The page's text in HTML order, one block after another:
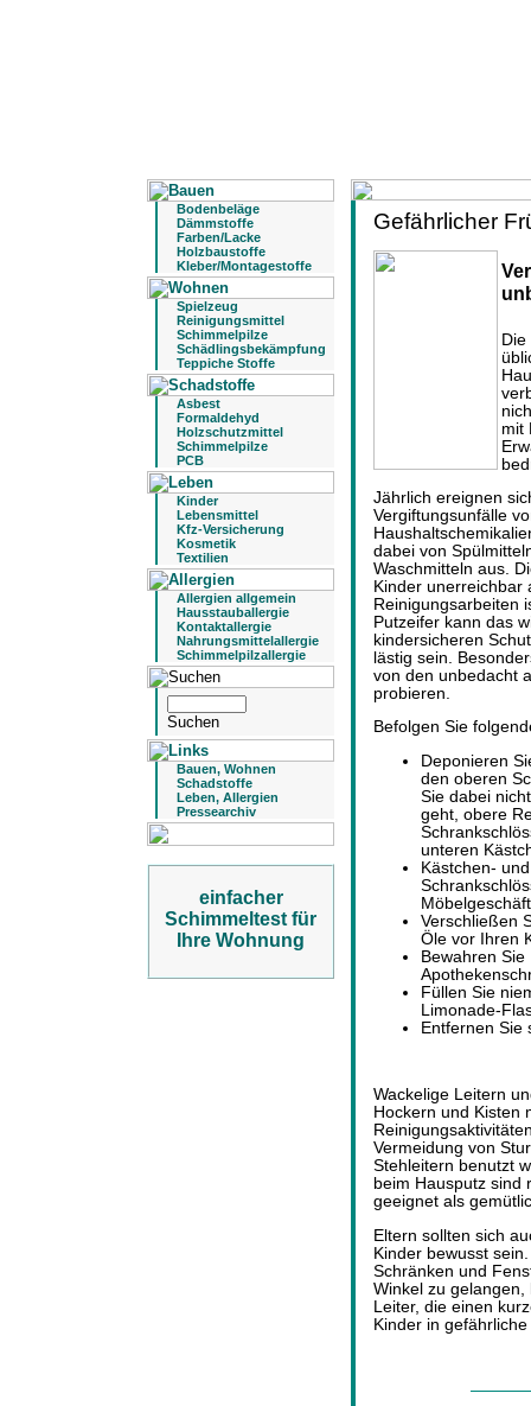
Bodenbeläge
Dämmstoffe
Farben/Lacke
Holzbaustoffe
Kleber/Montagestoffe
Spielzeug
Reinigungsmittel
Schimmelpilze
Schädlingsbekämpfung
Teppiche Stoffe
Asbest
Formaldehyd
Holzschutzmittel
Schimmelpilze
PCB
Kinder
Lebensmittel
Kfz-Versicherung
Kosmetik
Textilien
Allergien allgemein
Hausstauballergie
Kontaktallergie
Nahrungsmittelallergie
Schimmelpilzallergie
Bauen, Wohnen
Schadstoffe
Leben, Allergien
Pressearchiv
einfacher
Schimmeltest für
Ihre Wohnung
Gefährlicher
Die
mit
Jährlich ereignen
Vergiftungsunfälle
dabei von
Waschmitteln aus.
Kinder unerreichbar
Reinigungsarbeiten
Putzeifer kann das
kindersicheren
lästig sein.
von den unbedacht
probieren.
Befolgen Sie
Deponieren
den oberen
Sie dabei
geht, obere
unteren
Kästchen-
Verschließen
Öle vor Ihren
Bewahren
Füllen Sie
Limonade-
Entfernen Sie
Wackelige Leitern
Hockern und Kisten
Vermeidung von
Stehleitern benutzt
beim Hausputz sind
geeignet als
Eltern sollten sich
Kinder bewusst
Schränken und
Winkel zu
Leiter, die einen
Kinder in